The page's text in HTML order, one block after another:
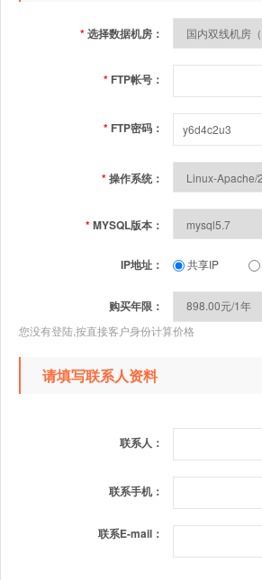
*选择数据机房：
* FTP帐号：
* FTP密码：
*操作系统：
*MYSQL版本：
IP地址： 共享IP
购买年限：
您没有登陆,按直接客户身份计算价格
请填写联系人资料
联系人：
联系手机：
联系E-mail：